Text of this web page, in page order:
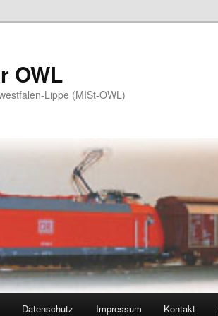
OWL
Lippe (MISt-OWL)
Datenschutz Impressum Kontakt